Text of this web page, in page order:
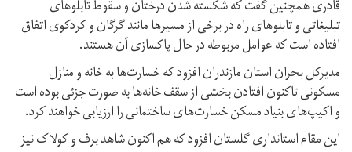
قادری همچنین گفت که شکسته شدن درختان و سقوط تابلوهای
تبلیغاتی و تابلوهای راه در برخی از مسیرها مانند گرگان و کردکوی اتفاق
افتاده است که عوامل مربوطه در حال پاکسازی آن هستند.
مدیرکل بحران استان مازندران افزود که خسارت‌ها به خانه و منازل
مسکونی تاکنون افتادن بخشی از سقف خانه‌ها به صورت جزئی بوده است
و اکیپ‌های بنیاد مسکن خسارت‌های ساختمانی را ارزیابی خواهند کرد.
این مقام استانداری گلستان افزود که هم اکنون شاهد برف و کولاک نیز